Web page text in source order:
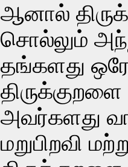
ஆனால்
சொல்லும்
தங்களது
அவர்களது
மறுபிறவி